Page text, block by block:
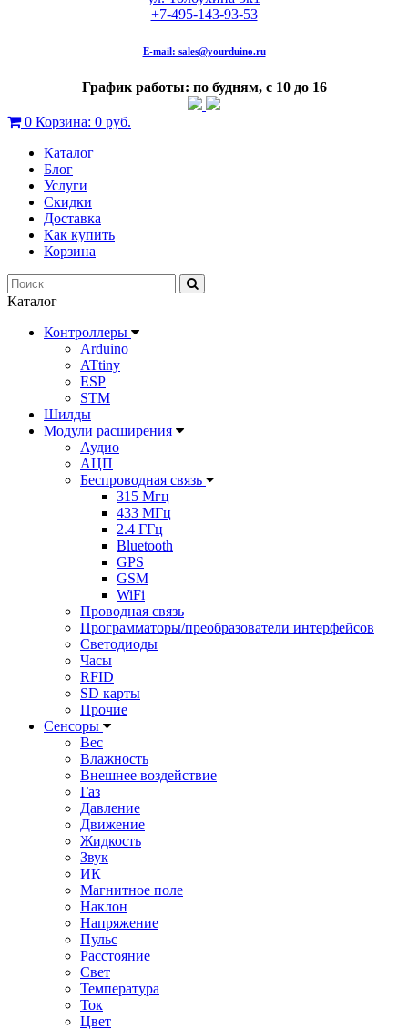
+7-495-143-93-53
E-mail: sales@yourduino.ru
График работы: по будням, с 10 до 16
0 Корзина: 0 руб.
Каталог
Блог
Услуги
Скидки
Доставка
Как купить
Корзина
Каталог
Контроллеры
Arduino
ATtiny
ESP
STM
Шилды
Модули расширения
Аудио
АЦП
Беспроводная связь
315 Мгц
433 МГц
2.4 ГГц
Bluetooth
GPS
GSM
WiFi
Проводная связь
Программаторы/преобразователи интерфейсов
Светодиоды
Часы
RFID
SD карты
Прочие
Сенсоры
Вес
Влажность
Внешнее воздействие
Газ
Давление
Движение
Жидкость
Звук
ИК
Магнитное поле
Наклон
Напряжение
Пульс
Расстояние
Свет
Температура
Ток
Цвет